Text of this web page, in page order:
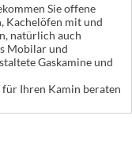
Sie offene
Kachelöfen mit und
natürlich auch
Mobilar und
Gaskamine und
Ihren Kamin beraten